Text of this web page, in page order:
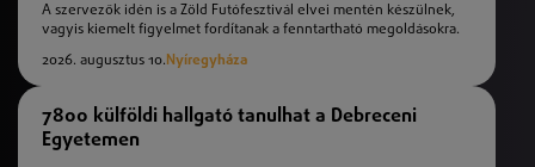
A szervezők idén is a Zöld Futófesztivál elvei mentén készülnek,
vagyis kiemelt figyelmet fordítanak a fenntartható megoldásokra.
2026. augusztus 10. Nyíregyháza
7800 külföldi hallgató tanulhat a Debreceni
Egyetemen